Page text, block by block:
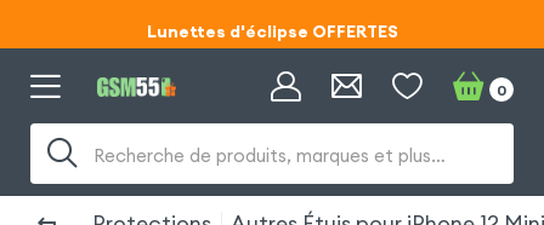
Lunettes d'éclipse OFFERTES
Code ECLIPSE55
Code ECLIPSE55
Recherche de produits, marques et plus…
0